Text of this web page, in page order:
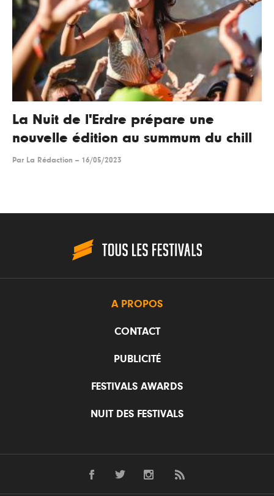
La Nuit de l'Erdre prépare une
nouvelle édition au summum du chill
Par La Rédaction -- 16/05/2023
A PROPOS
CONTACT
PUBLICITÉ
FESTIVALS AWARDS
NUIT DES FESTIVALS